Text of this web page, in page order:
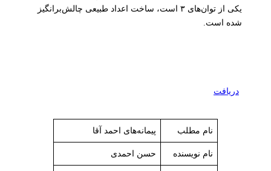
یکی از توان‌های ۳ است، ساخت اعداد طبیعی چالش‌برانگیز
شده است.
دریافت
نام مطلب پیمانه‌های احمد آقا
نام نویسنده حسن احمدی